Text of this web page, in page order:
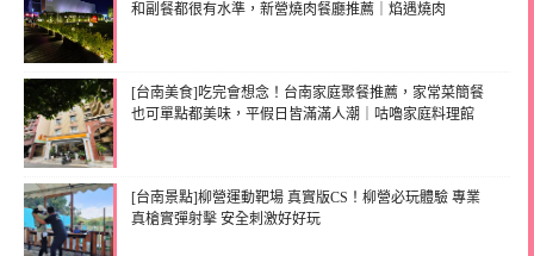
和副餐都很有水準，新營燒肉餐廳推薦｜焰遇燒肉
[台南美食]吃完會想念！台南家庭聚餐推薦，家常菜簡餐
也可單點都美味，平假日皆滿滿人潮｜咕嚕家庭料理館
[台南景點]柳營運動靶場 真實版CS！柳營必玩體驗 專業
真槍實彈射擊 安全刺激好好玩